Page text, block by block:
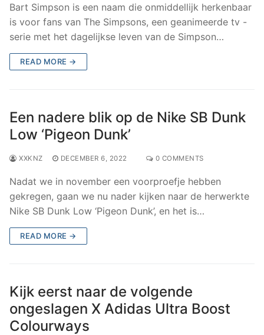
Bart Simpson is een naam die onmiddellijk herkenbaar
is voor fans van The Simpsons, een geanimeerde tv -
serie met het dagelijkse leven van de Simpson…
READ MORE →
Een nadere blik op de Nike SB Dunk
Low ‘Pigeon Dunk’
XXKNZ DECEMBER 6, 2022 0 COMMENTS
Nadat we in november een voorproefje hebben
gekregen, gaan we nu nader kijken naar de herwerkte
Nike SB Dunk Low ‘Pigeon Dunk’, en het is…
READ MORE →
Kijk eerst naar de volgende
ongeslagen X Adidas Ultra Boost
Colourways